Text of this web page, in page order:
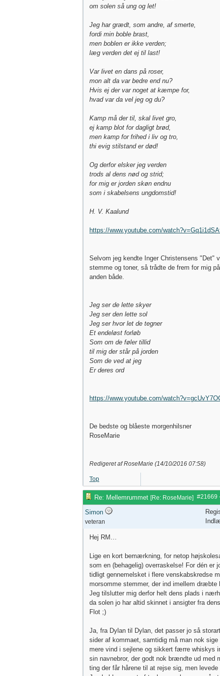
om solen så ung og let!
Jeg har grædt, som andre, af smerte,
fordi min boble brast,
men boblen er ikke verden;
læg verden det ej til last!
Var livet en dans på roser,
mon alt da var bedre end nu?
Hvis ej der var noget at kæmpe for,
hvad var da vel jeg og du?
Kamp må der til, skal livet gro,
ej kamp blot for dagligt brød,
men kamp for frihed i liv og tro,
thi evig stilstand er død!
Og derfor elsker jeg verden
trods al dens nød og strid;
for mig er jorden skøn endnu
som i skabelsens ungdomstid!
H. V. Kaalund
https://www.youtube.com/
Selvom jeg kendte Inger Christensens "Det"
stemme og toner, så trådte de frem for mig
anden både.
Jeg ser de lette skyer
Jeg ser den lette sol
Jeg ser hvor let de tegner
Et endeløst forløb
Som om de føler tillid
til mig der står på jorden
Som de ved at jeg
Er deres ord
https://www.youtube.com/
De bedste og blåeste morgenhilsner
RoseMarie
Redigeret af RoseMarie (14/10/2016 07:58)
Top
#21669
Re: Mellemrummet [Re: RoseMarie]
Simon
veteran
Hej RM…
Lige en kort bemærkning, for netop
som en (behagelig) overraskelse! For dén er
tidligt gennemelsket i flere venskabskredse
morsomme stemmer, der ind imellem dræbte
Jeg tilslutter mig derfor helt dens plads i
da solen jo har altid skinnet i ansigter fra
Flot ;)
Ja, fra Dylan til Dylan, det passer jo så
sider af kommaet, samtidig må man nok
mere vind i sejlene og sikkert færre whiskys
sin navnebror, der godt nok brændte ud med
ting der får hårene til at rejse sig, men levede